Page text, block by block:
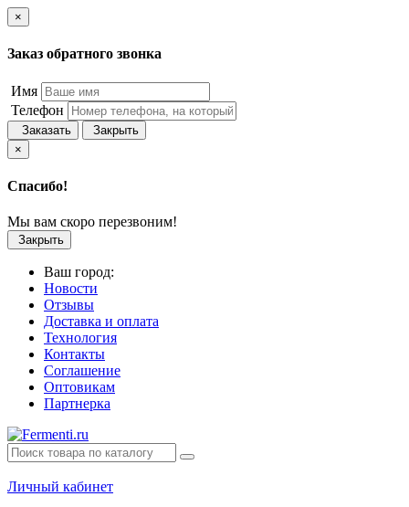
×
Заказ обратного звонка
Имя
Телефон
Заказать
Закрыть
×
Спасибо!
Мы вам скоро перезвоним!
Закрыть
Ваш город:
Новости
Отзывы
Доставка и оплата
Технология
Контакты
Соглашение
Оптовикам
Партнерка
Личный кабинет